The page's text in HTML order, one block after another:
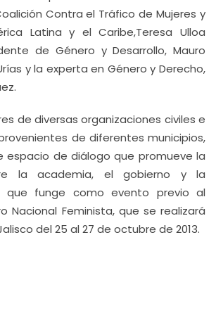
Contra el Tráfico de Mujeres y
Latina y el Caribe,Teresa Ulloa
de Género y Desarrollo, Mauro
y la experta en Género y Derecho,
de diversas organizaciones civiles e
de diferentes municipios,
espacio de diálogo que promueve la
la academia, el gobierno y la
que funge como evento previo al
Nacional Feminista, que se realizará
del 25 al 27 de octubre de 2013.